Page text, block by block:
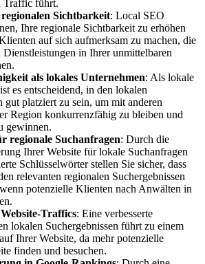
Traffic führt.
Sichtbarkeit: Local SEO
Ihre regionale Sichtbarkeit zu erhöhen
auf sich aufmerksam zu machen, die
Dienstleistungen in Ihrer unmittelbaren
als lokales Unternehmen: Als lokale
es entscheidend, in den lokalen
gut platziert zu sein, um mit anderen
Region konkurrenzfähig zu bleiben und
gewinnen.
regionale Suchanfragen: Durch die
Ihrer Website für lokale Suchanfragen
Schlüsselwörter stellen Sie sicher, dass
relevanten regionalen Suchergebnissen
potenzielle Klienten nach Anwälten in
Traffics: Eine verbesserte
lokalen Suchergebnissen führt zu einem
Ihrer Website, da mehr potenzielle
finden und besuchen.